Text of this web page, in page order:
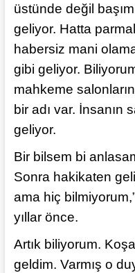
üstünde değil
geliyor. Hatta
habersiz mani
gibi geliyor.
mahkeme
bir adı var. İnsanın
geliyor.
Bir bilsem bi
Sonra hakikaten
ama hiç
yıllar önce.
Artık biliyorum.
geldim. Varmış o